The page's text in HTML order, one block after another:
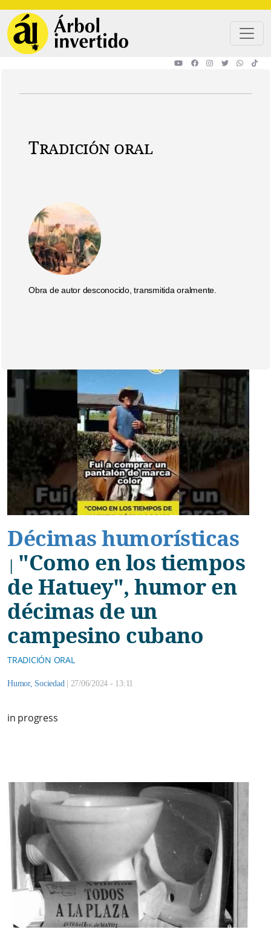
Tradición oral
Obra de autor desconocido, transmitida oralmente.
Décimas humorísticas
| "Como en los tiempos
de Hatuey", humor en
décimas de un
campesino cubano
TRADICIÓN ORAL
Humor, Sociedad | 27/06/2024 - 13:11
in progress